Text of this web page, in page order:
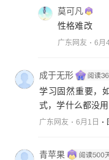
莫可凡
性格难改
广东网友 6月
成于无形
学习固然重要，
式，学什么都没用
广东网友 6月1日
青苹果